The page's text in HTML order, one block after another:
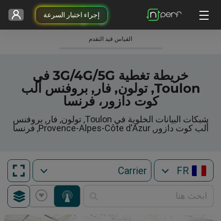
إجراء اختبار السرعة
القياس قيد التقدم
خريطة تغطية 3G/4G/5G في
Toulon, تولون, فار, بروفنس ألب
كوت دازور، فرنسا
شبكات البيانات الخلوية في Toulon, تولون, فار, بروفنس
ألب كوت دازور, Provence-Alpes-Côte d'Azur, فرنسا
FR